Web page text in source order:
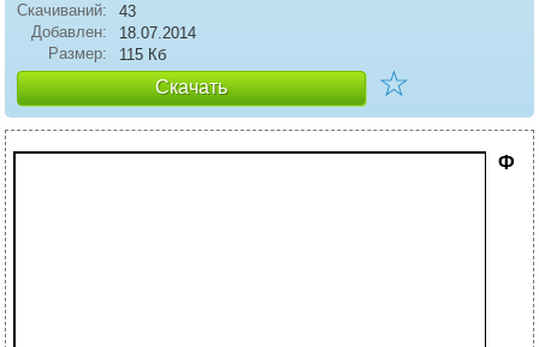
Скачиваний:
43
Добавлен:
18.07.2014
Размер:
115 Кб
Скачать ☆
Ф